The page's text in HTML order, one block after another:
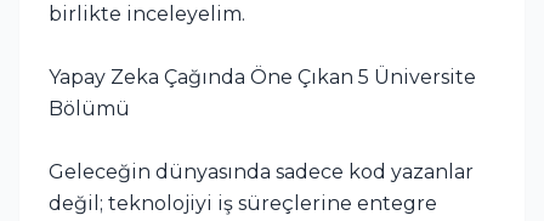
birlikte inceleyelim.
Yapay Zeka Çağında Öne Çıkan 5 Üniversite
Bölümü
Geleceğin dünyasında sadece kod yazanlar
değil; teknolojiyi iş süreçlerine entegre